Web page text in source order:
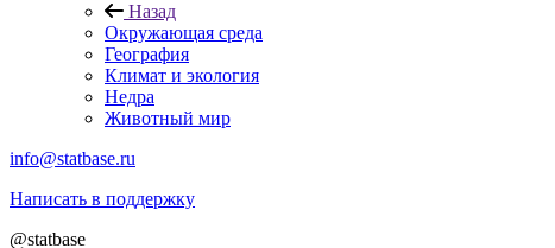
Назад
Окружающая среда
География
Климат и экология
Недра
Животный мир
info@statbase.ru
Написать в поддержку
@statbase